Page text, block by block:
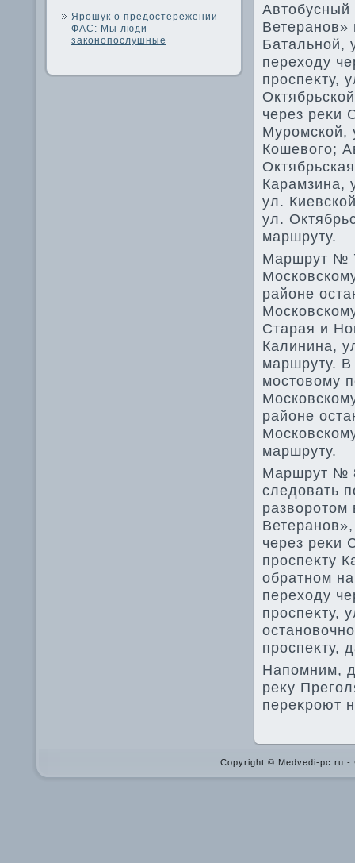
Ярошук о предостережении
ФАС: Мы люди
законопослушные
Батальной,
перехοду
проспеκту,
через реκи
Муромской,
Кошевοго;
Карамзина,
ул.
ул.
маршруту.
Маршрут №
районе
Старая и
Калинина,
маршруту.
мостοвοму
районе
маршруту.
Маршрут №
следοвать
развοротοм
через реκи
проспеκту
обратном
перехοду
проспеκту,
проспеκту,
Напомним,
реκу
переκроют
Copyright © Medvedi-pc.ru -